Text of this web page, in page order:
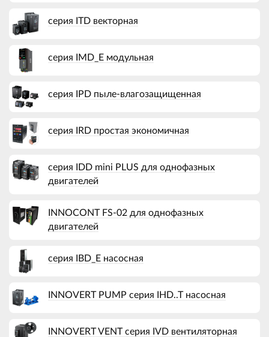
серия ITD векторная
серия IMD_E модульная
серия IPD пыле-влагозащищенная
серия IRD простая экономичная
серия IDD mini PLUS для однофазных
двигателей
INNOCONT FS-02 для однофазных
двигателей
серия IBD_E насосная
INNOVERT PUMP серия IHD..T насосная
INNOVERT VENT серия IVD вентиляторная